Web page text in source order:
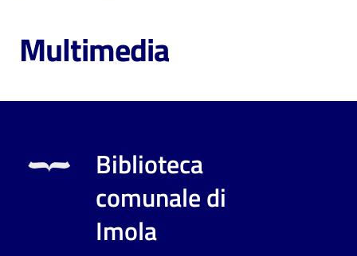
Cosa
fare
Scopri
Multimedia
Biblioteca
comunale di
Imola